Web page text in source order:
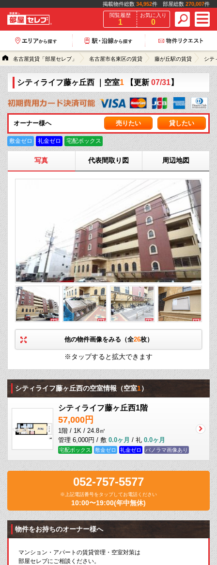
掲載物件総数 34,952件 部屋総数 270,007件
閲覧履歴
1
お気に入り
0
名古屋賃貸「部屋セレブ」 名古屋市名東区の賃貸 藤が丘駅の賃貸 シテ
シティライフ藤ヶ丘西 ｜空室1 【更新 07/31】
オーナー様へ 売りたい 貸したい
敷金ゼロ 礼金ゼロ 宅配ボックス
写真 代表間取り図 周辺地図
他の物件画像をみる（全26枚）
※タップすると拡大できます
シティライフ藤ヶ丘西の空室情報 （空室1）
シティライフ藤ヶ丘西1階
57,000円
1階 / 1K / 24.8㎡
管理 6,000円 / 敷 0.0ヶ月 / 礼 0.0ヶ月
宅配ボックス 敷金ゼロ 礼金ゼロ パノラマ画像あり
052-757-5577
※上記電話番号をタップしてお電話ください
10:00〜19:00(年中無休)
物件をお持ちのオーナー様へ
マンション・アパートの賃貸管理・空室対策は
部屋セレブにご相談ください。